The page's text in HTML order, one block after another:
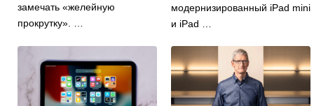
замечать «желейную
прокрутку». …
модернизированный iPad mini
и iPad …